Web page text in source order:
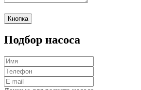
Кнопка
Подбор насоса